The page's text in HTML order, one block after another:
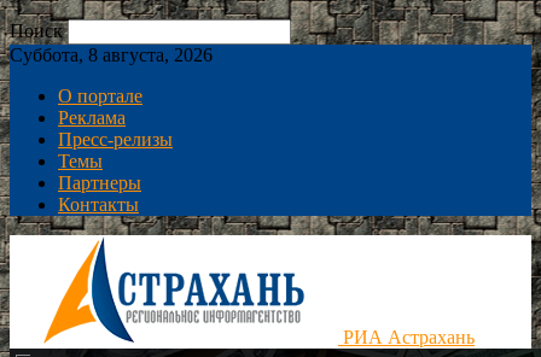
Поиск
Суббота, 8 августа, 2026
О портале
Реклама
Пресс-релизы
Темы
Партнеры
Контакты
РИА Астрахань